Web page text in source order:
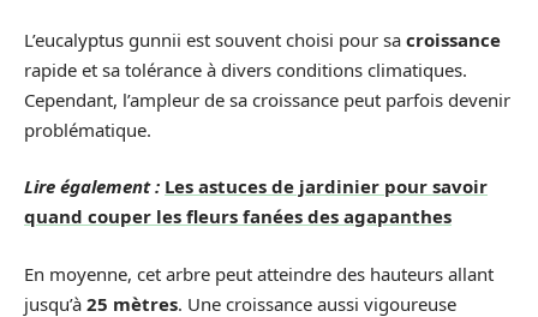
L’eucalyptus gunnii est souvent choisi pour sa croissance
rapide et sa tolérance à divers conditions climatiques.
Cependant, l’ampleur de sa croissance peut parfois devenir
problématique.
Lire également : Les astuces de jardinier pour savoir
quand couper les fleurs fanées des agapanthes
En moyenne, cet arbre peut atteindre des hauteurs allant
jusqu’à 25 mètres. Une croissance aussi vigoureuse